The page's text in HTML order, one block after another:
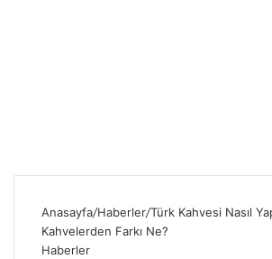
Anasayfa/Haberler/Türk Kahvesi Nasıl
Kahvelerden Farkı Ne?
Haberler